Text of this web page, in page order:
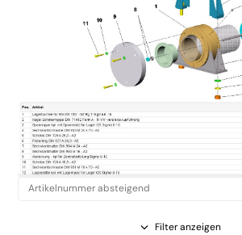
Filter anzeigen